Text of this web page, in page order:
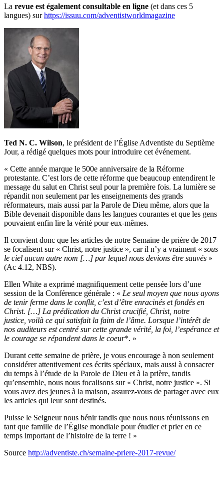
La revue est également consultable en ligne (et dans ces 5
langues) surhttps://issuu.com/adventistworldmagazine
Ted N. C. Wilson, le président de l’Église Adventiste du Septième
Jour, a rédigé quelques mots pour introduire cet événement.
« Cette année marque le 500e anniversaire de la Réforme
protestante. C’est lors de cette réforme que beaucoup entendirent le
message du salut en Christ seul pour la première fois. La lumière se
répandit non seulement par les enseignements des grands
réformateurs, mais aussi par la Parole de Dieu même, alors que la
Bible devenait disponible dans les langues courantes et que les gens
pouvaient enfin lire la vérité pour eux-mêmes.
Il convient donc que les articles de notre Semaine de prière de 2017
se focalisent sur « Christ, notre justice », car il n’y a vraiment « sous
le ciel aucun autre nom […] par lequel nous devions être sauvés »
(Ac 4.12, NBS).
Ellen White a exprimé magnifiquement cette pensée lors d’une
session de la Conférence générale : « Le seul moyen que nous ayons
de tenir ferme dans le conflit, c’est d’être enracinés et fondés en
Christ. […] La prédication du Christ crucifié, Christ, notre
justice, voilà ce qui satisfait la faim de l’âme. Lorsque l’intérêt de
nos auditeurs est centré sur cette grande vérité, la foi, l’espérance et
le courage se répandent dans le coeur*. »
Durant cette semaine de prière, je vous encourage à non seulement
considérer attentivement ces écrits spéciaux, mais aussi à consacrer
du temps à l’étude de la Parole de Dieu et à la prière, tandis
qu’ensemble, nous nous focalisons sur « Christ, notre justice ». Si
vous avez des jeunes à la maison, assurez-vous de partager avec eux
les articles qui leur sont destinés.
Puisse le Seigneur nous bénir tandis que nous nous réunissons en
tant que famille de l’Église mondiale pour étudier et prier en ce
temps important de l’histoire de la terre ! »
Source http://adventiste.ch/semaine-priere-2017-revue/